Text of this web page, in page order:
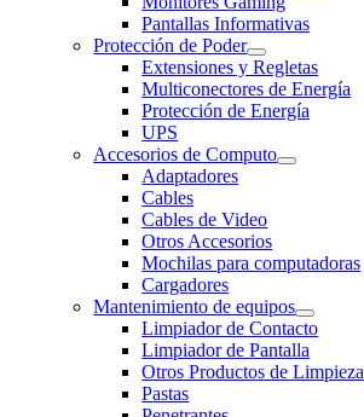
Pantallas Informativas
Protección de Poder
Extensiones y Regletas
Multiconectores de Energía
Protección de Energía
UPS
Accesorios de Computo
Adaptadores
Cables
Cables de Video
Otros Accesorios
Mochilas para computadoras
Cargadores
Mantenimiento de equipos
Limpiador de Contacto
Limpiador de Pantalla
Otros Productos de Limpieza
Pastas